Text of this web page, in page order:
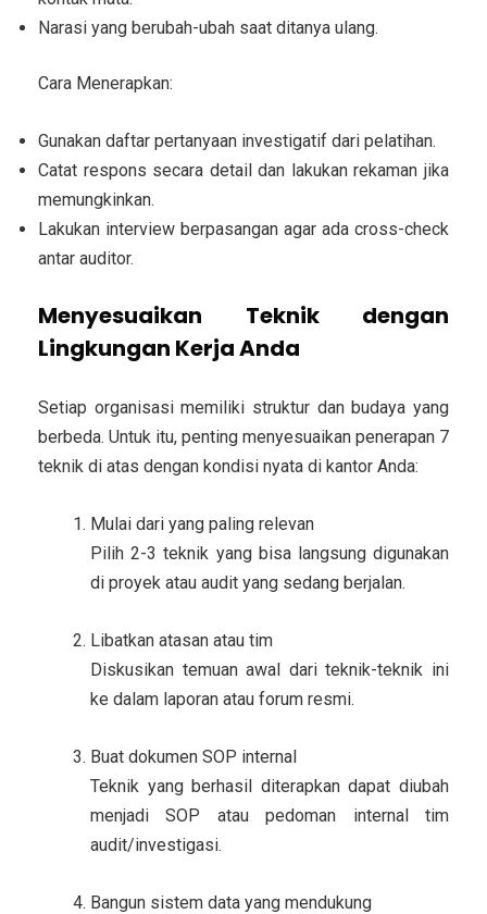
Narasi yang berubah-ubah saat ditanya ulang.
Cara Menerapkan:
Gunakan daftar pertanyaan investigatif dari pelatihan.
Catat respons secara detail dan lakukan rekaman jika
memungkinkan.
Lakukan interview berpasangan agar ada cross-check
antar auditor.
Menyesuaikan Teknik dengan
Lingkungan Kerja Anda
Setiap organisasi memiliki struktur dan budaya yang
berbeda. Untuk itu, penting menyesuaikan penerapan 7
teknik di atas dengan kondisi nyata di kantor Anda:
Mulai dari yang paling relevan
Pilih 2-3 teknik yang bisa langsung digunakan
di proyek atau audit yang sedang berjalan.
Libatkan atasan atau tim
Diskusikan temuan awal dari teknik-teknik ini
ke dalam laporan atau forum resmi.
Buat dokumen SOP internal
Teknik yang berhasil diterapkan dapat diubah
menjadi SOP atau pedoman internal tim
audit/investigasi.
Bangun sistem data yang mendukung